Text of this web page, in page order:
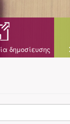
δημοσίευσης